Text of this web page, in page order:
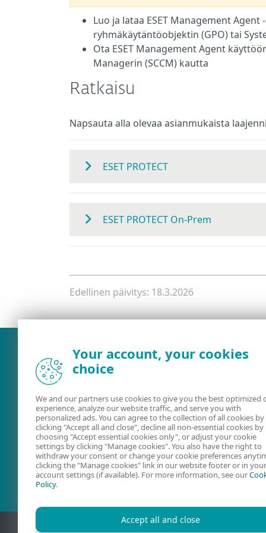
Luo ja lataa ESET Management
ryhmäkäytäntöobjektin (GPO) tai
Ota ESET Management Agent
Managerin (SCCM) kautta
Ratkaisu
Napsauta alla olevaa asianmukaista
ESET PROTECT
ESET PROTECT On-Prem
Edellinen päivitys: 18.3.2026
Käyttöoppaat ESET-
Your account, your cookies
choice
We and our partners use cookies to give you the best optimized
experience, analyze our website traffic, and serve you with
personalized ads. You can agree to the collection of all cookies by
clicking "Accept all and close", decline all non-essential cookies by
choosing "Accept essential cookies only", or adjust your cookie
settings by clicking "Manage cookies". You also have the right to
withdraw your consent or change your cookie preferences
clicking the "Manage cookies" link in our website footer or in your
account settings (if available). For more information, see our
Policy.
Accept all and close